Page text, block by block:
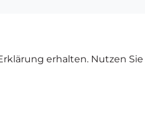
erhalten. Nutzen